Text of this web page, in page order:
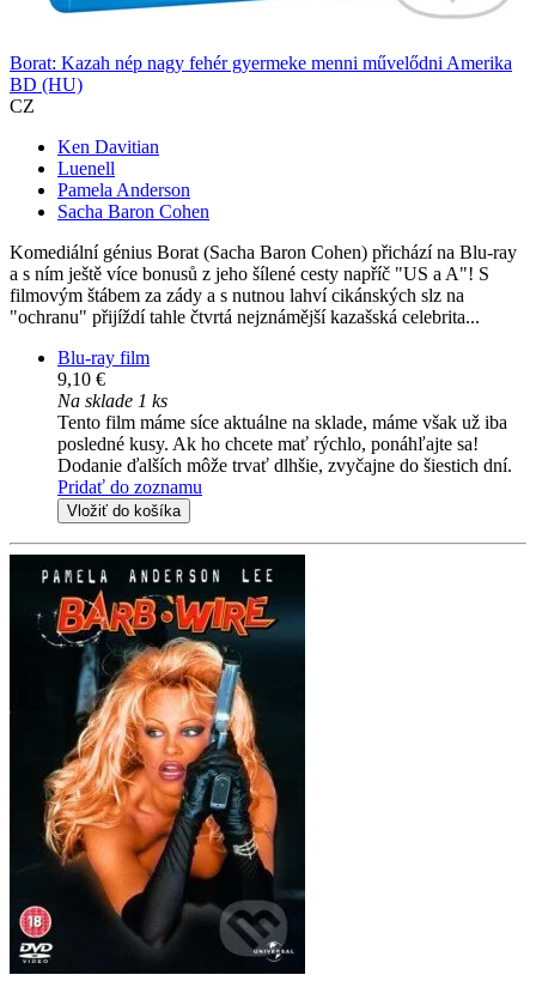
Borat: Kazah nép nagy fehér gyermeke menni művelődni Amerika
BD (HU)
CZ
Ken Davitian
Luenell
Pamela Anderson
Sacha Baron Cohen
Komediální génius Borat (Sacha Baron Cohen) přichází na Blu-ray
a s ním ještě více bonusů z jeho šílené cesty napříč "US a A"! S
filmovým štábem za zády a s nutnou lahví cikánských slz na
"ochranu" přijíždí tahle čtvrtá nejznámější kazašská celebrita...
Blu-ray film
9,10 €
Na sklade 1 ks
Tento film máme síce aktuálne na sklade, máme však už iba
posledné kusy. Ak ho chcete mať rýchlo, ponáhľajte sa!
Dodanie ďalších môže trvať dlhšie, zvyčajne do šiestich dní.
Pridať do zoznamu
Vložiť do košíka